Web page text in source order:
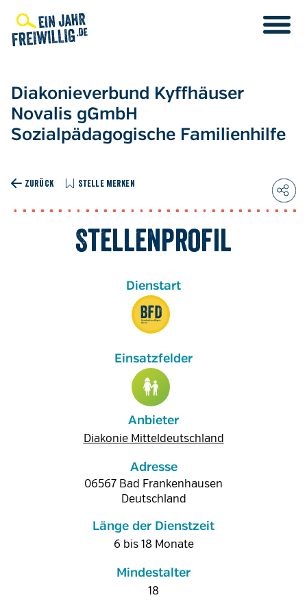
zum
Inhalt
Diakonieverbund Kyffhäuser
Novalis gGmbH
Sozialpädagogische Familienhilfe
ZURÜCK STELLE MERKEN
Stellenprofil
Anbieter
Diakonie Mitteldeutschland
Adresse
06567 Bad Frankenhausen
Deutschland
Länge der Dienstzeit
6 bis 18 Monate
Mindestalter
18